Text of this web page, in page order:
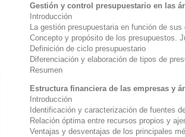
Gestión y control presupuestario en las
Introducción
La gestión presupuestaria en función de
Concepto y propósito de los presupuestos.
Definición de ciclo presupuestario
Diferenciación y elaboración de tipos de
Resumen
Estructura financiera de las empresas y
Introducción
Identificación y caracterización de fuentes
Relación óptima entre recursos propios y
Ventajas y desventajas de los principales